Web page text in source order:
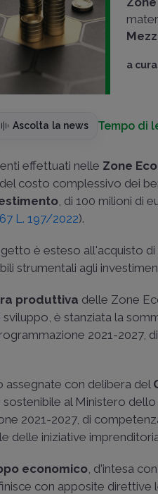
a
Ascolta la news Tempo di
effettuati nelle Zone
costo complessivo dei
, di 100 milioni di
L. 197/2022).
è esteso all'acquisto
strumentali agli
produttiva delle Zone
è stanziata la
2021-2027,
con delibera del
al Ministero
2021-2027, di
delle iniziative
economico, d'intesa
con apposite